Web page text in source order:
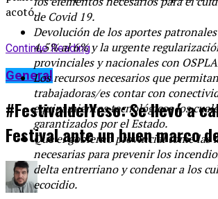
de Covid 19.
Devolución de los aportes
4,5% al 6% y la urgente
provinciales y nacionales con
Los recursos necesarios que
trabajadoras/es contar con
equipamientos tecnológicos los
garantizados por el Estado.
Que el gobierno provincial tome las
necesarias para prevenir los
delta entrerriano y condenar a los
ecocidio.
acotó.
Continue Reading
General
#FestivaldelYeso: Se llevó a
Festival ante un buen marco